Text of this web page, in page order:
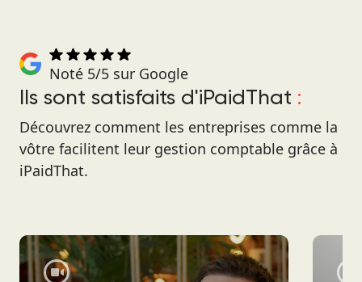
Noté 5/5 sur Google
Ils sont satisfaits d'iPaidThat :
Découvrez comment les entreprises comme la
vôtre facilitent leur gestion comptable grâce à
iPaidThat.